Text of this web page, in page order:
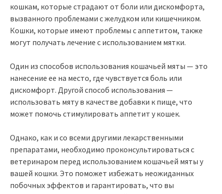
кошкам, которые страдают от боли или дискомфорта,
вызванного проблемами с желудком или кишечником.
Кошки, которые имеют проблемы с аппетитом, также
могут получать лечение с использованием мятки.
Один из способов использования кошачьей мяты — это
нанесение ее на место, где чувствуется боль или
дискомфорт. Другой способ использования —
использовать мяту в качестве добавки к пище, что
может помочь стимулировать аппетит у кошек.
Однако, как и со всеми другими лекарственными
препаратами, необходимо проконсультироваться с
ветеринаром перед использованием кошачьей мяты у
вашей кошки. Это поможет избежать неожиданных
побочных эффектов и гарантировать, что вы